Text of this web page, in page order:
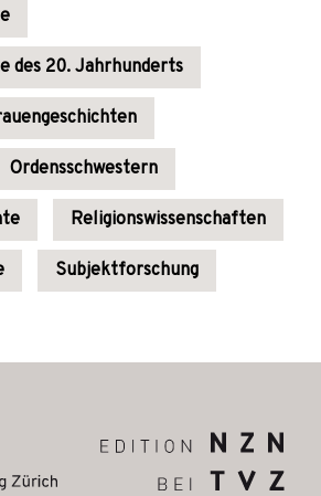
des 20. Jahrhunderts
Ordensschwestern
Religionswissenschaften
Subjektforschung